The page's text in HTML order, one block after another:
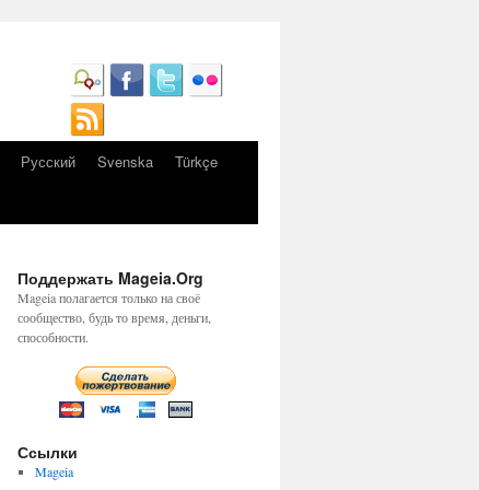
Русский Svenska
Türkçe
Поддержать Mageia.Org
Mageia полагается только на своё
сообщество, будь то время, деньги,
способности.
Ссылки
Mageia